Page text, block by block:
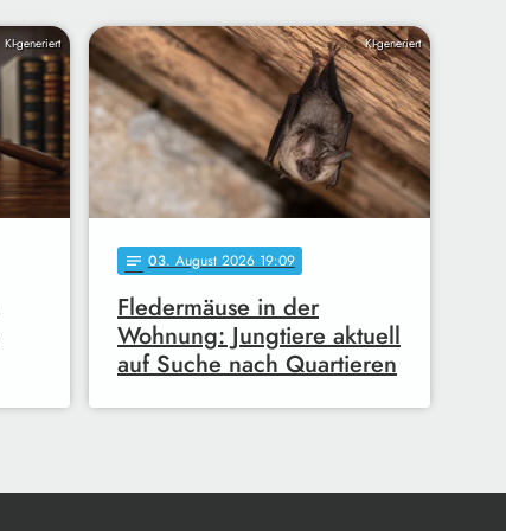
KI-generiert KI-generiert
notes 03. August 2026 19:09
Fledermäuse in der
Wohnung: Jungtiere aktuell
auf Suche nach Quartieren